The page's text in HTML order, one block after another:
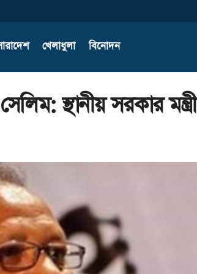
খেলাধুলা বিনোদন
স্থানীয় সরকার মন্ত্রী